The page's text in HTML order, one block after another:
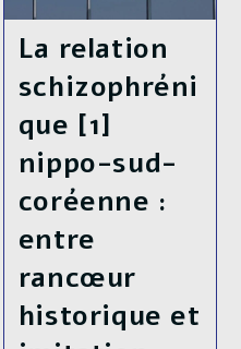
La relation
schizophréni
que [1]
nippo-sud-
coréenne :
entre
rancœur
historique et